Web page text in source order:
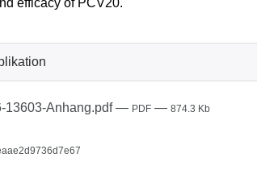
efficacy of PCV20.
13603-Anhang.pdf— PDF — 874.3 Kb